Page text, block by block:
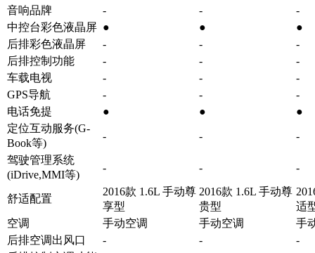
音响品牌
- -
-
中控台彩色液晶屏 ● ●
●
后排彩色液晶屏
- -
-
后排控制功能
- -
-
车载电视
- -
-
GPS导航
- -
-
电话免提
● ●
●
定位互动服务(G-
Book等)
- -
-
驾驶管理系统
(iDrive,MMI等)
- - -
舒适配置
2016款 1.6L 手动尊
享型
2016款 1.6L 手动尊
贵型
适
空调
手动空调 手动空调
手
后排空调出风口
- -
-